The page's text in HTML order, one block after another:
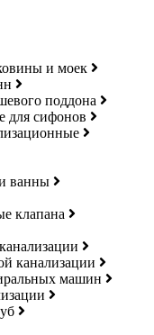
и моек
поддона
для сифонов
ванны
клапана
канализации
машин